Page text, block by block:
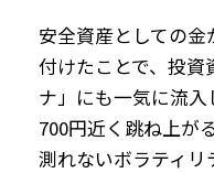
安全資産としての
付けたことで、投資
ナ」にも一気に流
700円近く跳ね上が
測れないボラティ